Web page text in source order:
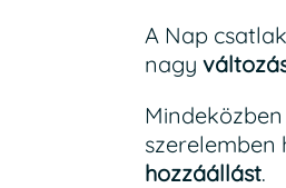
A Nap
nagy
Mindeközben
szerelemben
hozzáállást.